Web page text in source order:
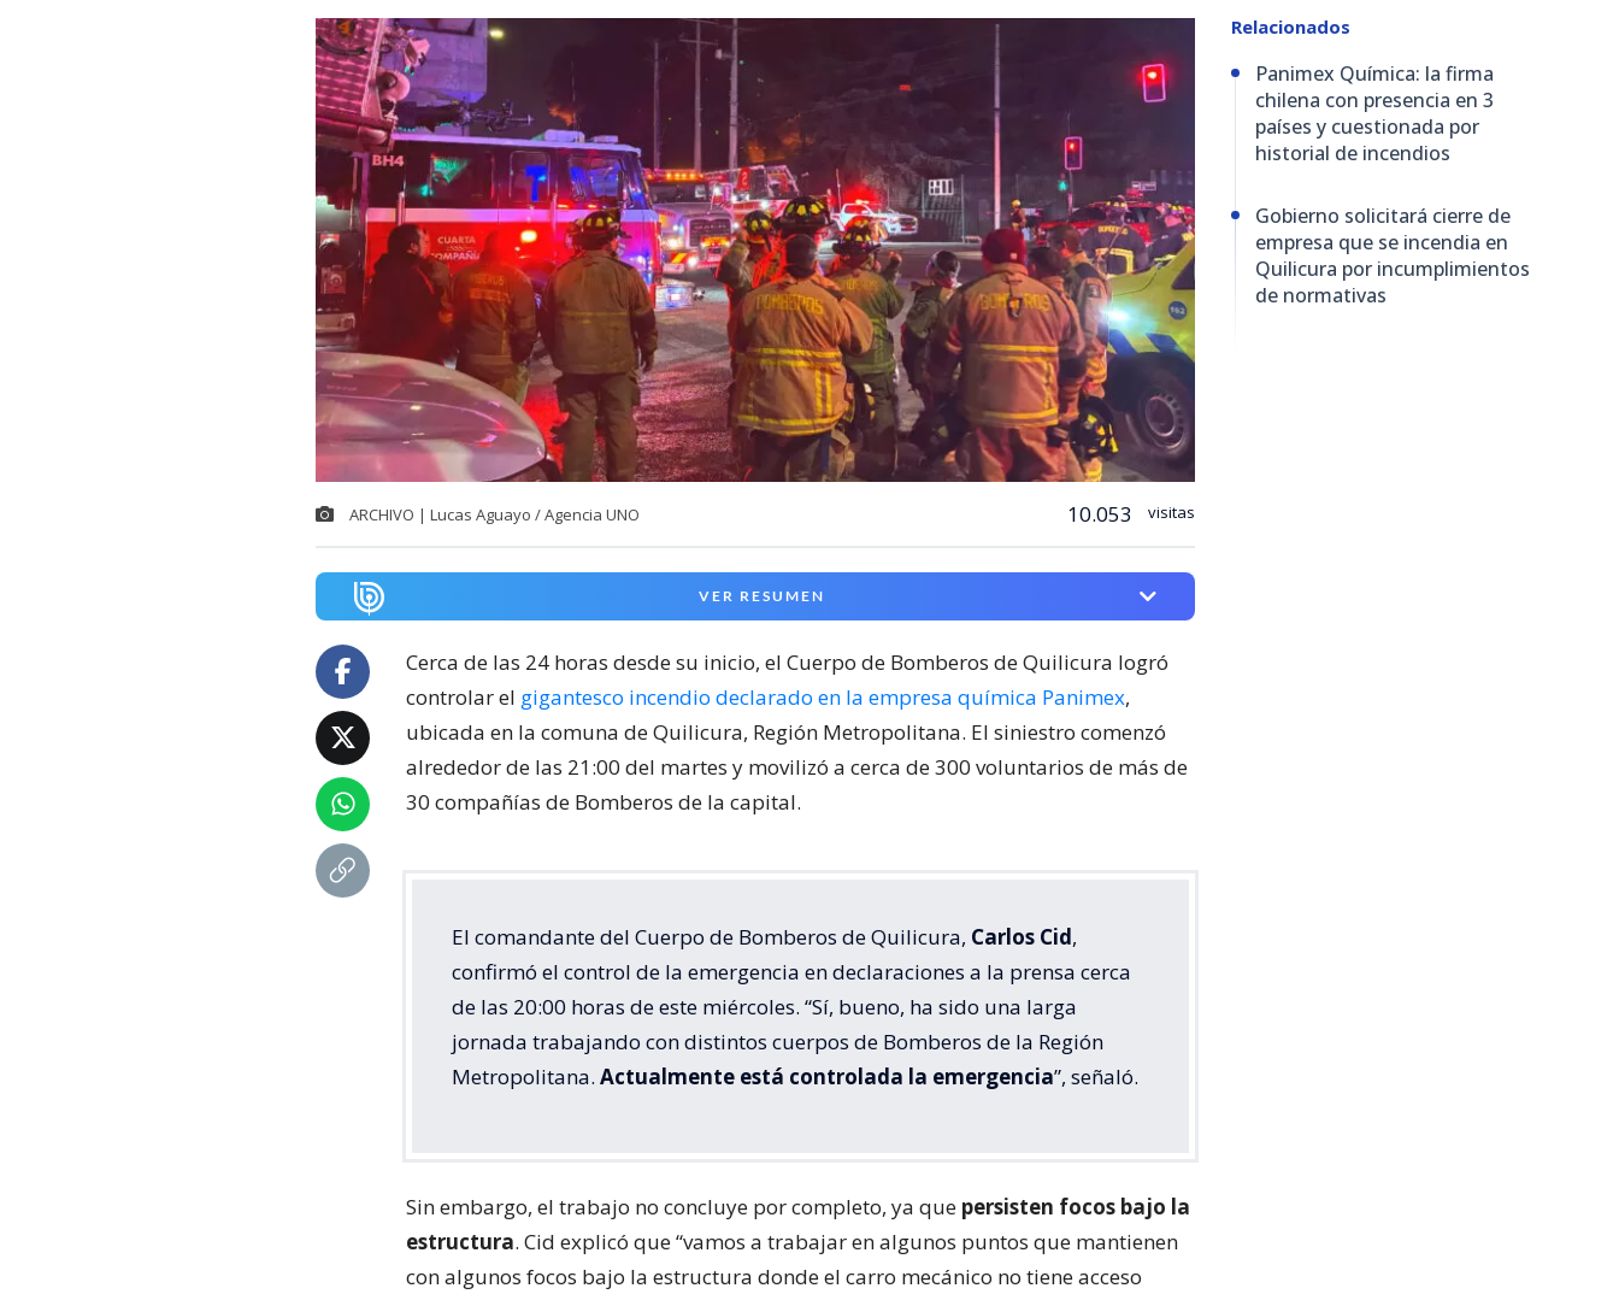
ARCHIVO | Lucas Aguayo / Agencia UNO 10.053 visitas
VER RESUMEN
Cerca de las 24 horas desde su inicio, el Cuerpo de Bomberos de Quilicura logró
controlar el gigantesco incendio declarado en la empresa química Panimex,
ubicada en la comuna de Quilicura, Región Metropolitana. El siniestro comenzó
alrededor de las 21:00 del martes y movilizó a cerca de 300 voluntarios de más de
30 compañías de Bomberos de la capital.
El comandante del Cuerpo de Bomberos de Quilicura, Carlos Cid,
confirmó el control de la emergencia en declaraciones a la prensa cerca
de las 20:00 horas de este miércoles. “Sí, bueno, ha sido una larga
jornada trabajando con distintos cuerpos de Bomberos de la Región
Metropolitana. Actualmente está controlada la emergencia”, señaló.
Sin embargo, el trabajo no concluye por completo, ya que persisten focos bajo la
estructura. Cid explicó que “vamos a trabajar en algunos puntos que mantienen
con algunos focos bajo la estructura donde el carro mecánico no tiene acceso
Relacionados
Panimex Química: la firma
chilena con presencia en 3
países y cuestionada por
historial de incendios
Gobierno solicitará cierre de
empresa que se incendia en
Quilicura por incumplimientos
de normativas